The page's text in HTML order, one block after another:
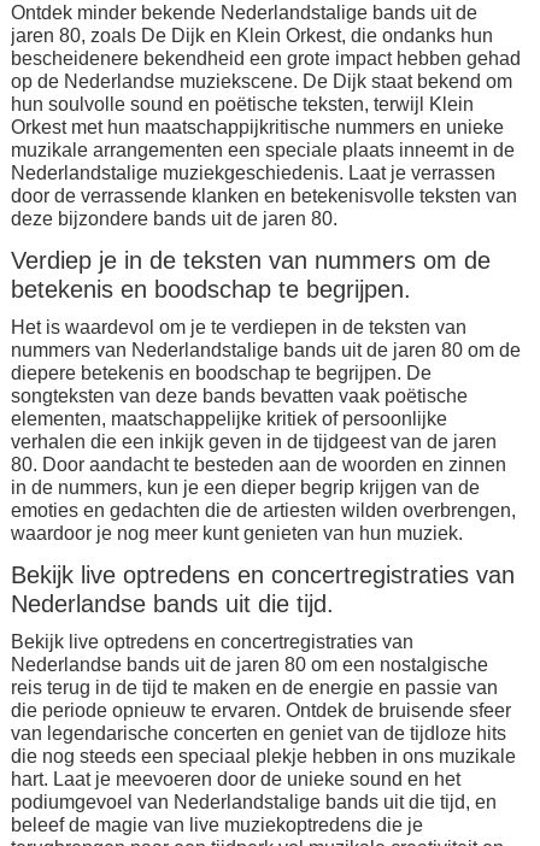
Ontdek minder bekende Nederlandstalige bands uit de
jaren 80, zoals De Dijk en Klein Orkest, die ondanks hun
bescheidenere bekendheid een grote impact hebben gehad
op de Nederlandse muziekscene. De Dijk staat bekend om
hun soulvolle sound en poëtische teksten, terwijl Klein
Orkest met hun maatschappijkritische nummers en unieke
muzikale arrangementen een speciale plaats inneemt in de
Nederlandstalige muziekgeschiedenis. Laat je verrassen
door de verrassende klanken en betekenisvolle teksten van
deze bijzondere bands uit de jaren 80.
Verdiep je in de teksten van nummers om de
betekenis en boodschap te begrijpen.
Het is waardevol om je te verdiepen in de teksten van
nummers van Nederlandstalige bands uit de jaren 80 om de
diepere betekenis en boodschap te begrijpen. De
songteksten van deze bands bevatten vaak poëtische
elementen, maatschappelijke kritiek of persoonlijke
verhalen die een inkijk geven in de tijdgeest van de jaren
80. Door aandacht te besteden aan de woorden en zinnen
in de nummers, kun je een dieper begrip krijgen van de
emoties en gedachten die de artiesten wilden overbrengen,
waardoor je nog meer kunt genieten van hun muziek.
Bekijk live optredens en concertregistraties van
Nederlandse bands uit die tijd.
Bekijk live optredens en concertregistraties van
Nederlandse bands uit de jaren 80 om een nostalgische
reis terug in de tijd te maken en de energie en passie van
die periode opnieuw te ervaren. Ontdek de bruisende sfeer
van legendarische concerten en geniet van de tijdloze hits
die nog steeds een speciaal plekje hebben in ons muzikale
hart. Laat je meevoeren door de unieke sound en het
podiumgevoel van Nederlandstalige bands uit die tijd, en
beleef de magie van live muziekoptredens die je